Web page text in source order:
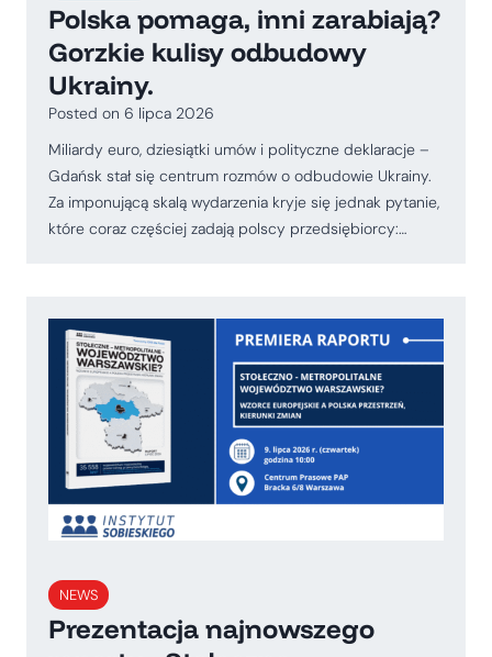
Polska pomaga, inni zarabiają?
Gorzkie kulisy odbudowy
Ukrainy.
Posted on 6 lipca 2026
Miliardy euro, dziesiątki umów i polityczne deklaracje –
Gdańsk stał się centrum rozmów o odbudowie Ukrainy.
Za imponującą skalą wydarzenia kryje się jednak pytanie,
które coraz częściej zadają polscy przedsiębiorcy:…
NEWS
Prezentacja najnowszego